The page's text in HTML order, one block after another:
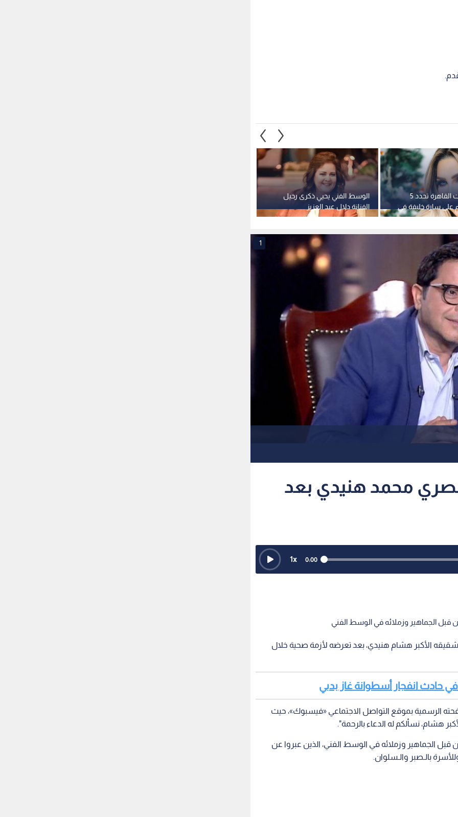
الوسط الفني يحيي ذكرى رحيل
الفنانة دلال عبد العزيز
محكمة جنايات القاهرة تحدد 5
على سارة خليفة في
وهتك العرض
1
محمد هنيدي بعد
0:00
1x
قبل الجماهير وزملائه في الوسط الفني
شقيقه الأكبر هشام هنيدي، بعد تعرضه لأزمة صحية خلال
الرسمية بموقع التواصل الاجتماعي «فيسبوك»، حيث
هشام، نسألكم له الدعاء بالرحمة".
الجماهير وزملائه في الوسط الفني، الذين عبروا عن
بالـصبر والـسلوان.